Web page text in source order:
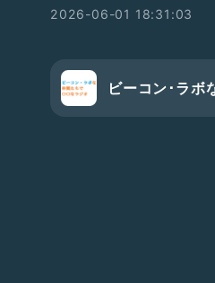
父の日が近づく今月ですが
そして先日訪れた日本橋の
初めての和菓子作り体験
2026-06-01 18:31:03
ビーコン･ラ